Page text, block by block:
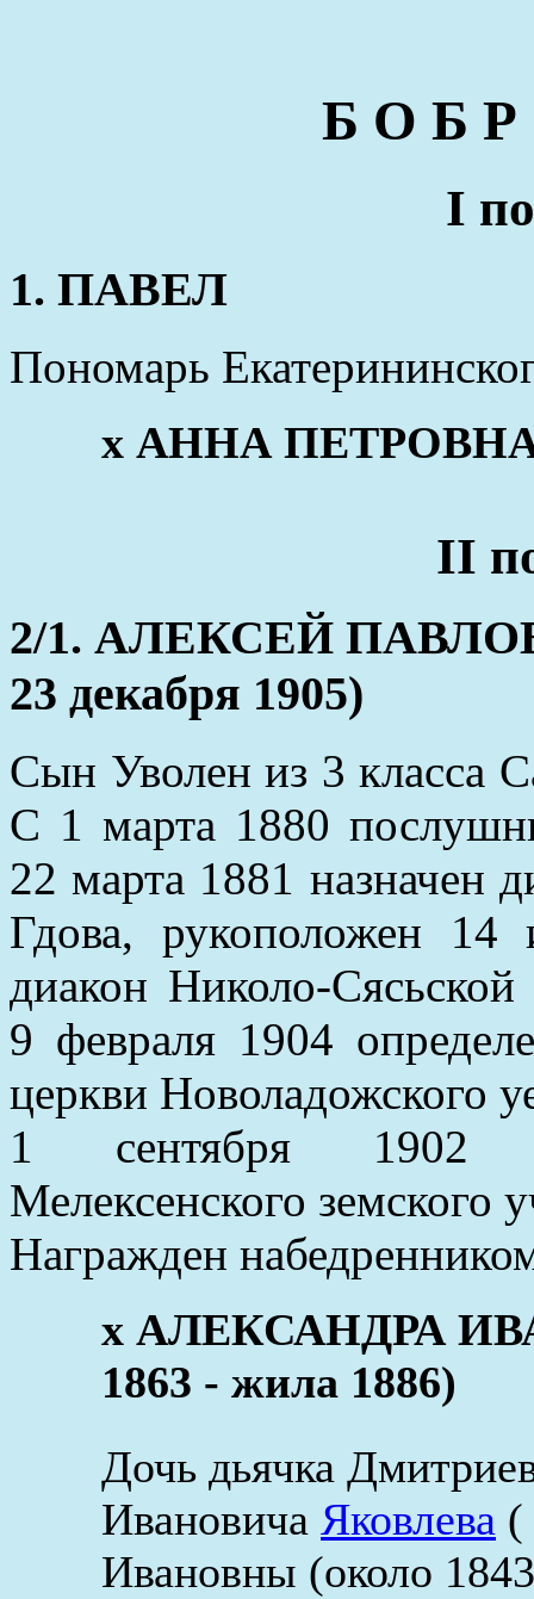
Б О Б
I
1. ПАВЕЛ
Пономарь
x АННА ПЕТРОВНА
II
2/1. АЛЕКСЕЙ
23 декабря 1905)
Сын Уволен из 3 класса
С 1 марта 1880
22 марта 1881 назначен
Гдова, рукоположен
диакон Николо-
9 февраля 1904
церкви Новоладожского
1 сентября 1902
Мелексенского земского
Награжден
x АЛЕКСАНДРА
1863 - жила 1886)
Дочь дьячка
Ивановича Яковлева (
Ивановны (около